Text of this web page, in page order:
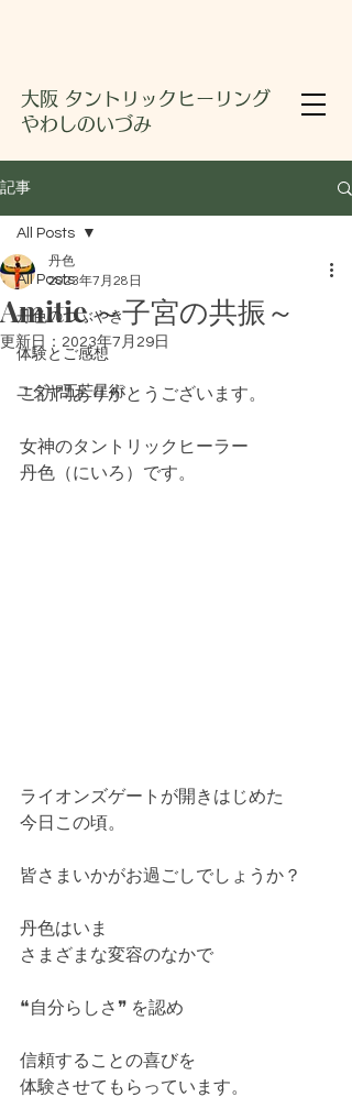
大阪 タントリックヒーリング
やわしのいづみ
記事
All Posts
丹色のつぶやき
体験とご感想
ユダヤ五芒星術
All Posts
Amitie ～子宮の共振～
丹色
2023年7月28日
更新日： 2023年7月29日
ご訪問ありがとうございます。
女神のタントリックヒーラー
丹色（にいろ）です。
ライオンズゲートが開きはじめた
今日この頃。
皆さまいかがお過ごしでしょうか？
丹色はいま
さまざまな変容のなかで
❝自分らしさ❞ を認め
信頼することの喜びを
体験させてもらっています。